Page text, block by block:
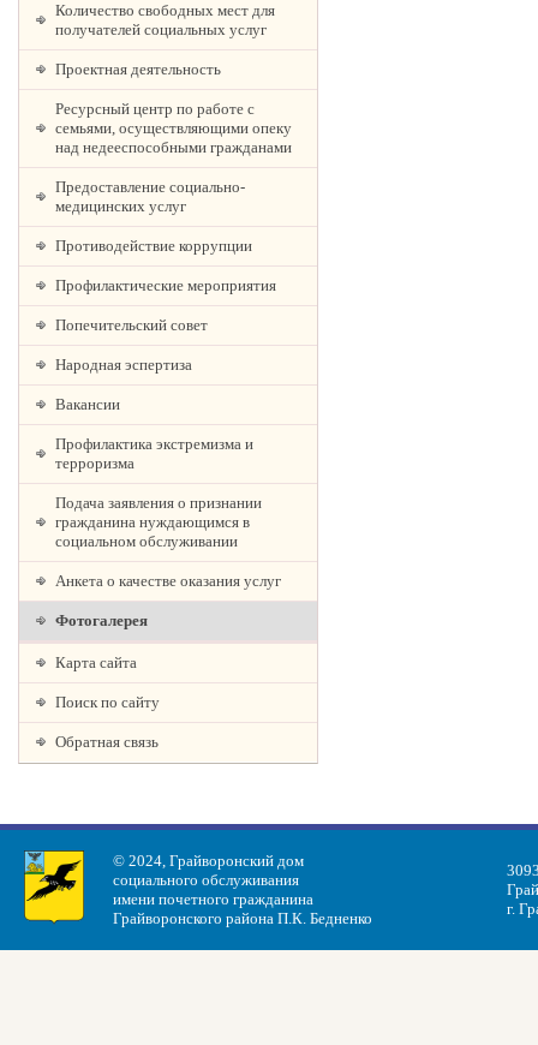
Количество свободных мест для
получателей социальных услуг
Проектная деятельность
Ресурсный центр по работе с
семьями, осуществляющими опеку
над недееспособными гражданами
Предоставление социально-
медицинских услуг
Противодействие коррупции
Профилактические мероприятия
Попечительский совет
Народная эспертиза
Вакансии
Профилактика экстремизма и
терроризма
Подача заявления о признании
гражданина нуждающимся в
социальном обслуживании
Анкета о качестве оказания услуг
Фотогалерея
Карта сайта
Поиск по сайту
Обратная связь
© 2024, Грайворонский дом
социального обслуживания
имени почетного гражданина
Грайворонского района П.К. Бедненко
г.